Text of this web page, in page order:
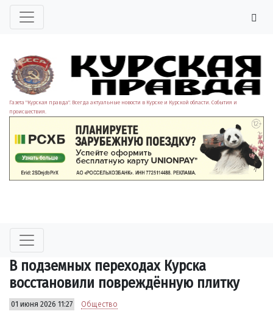
Газета "Курская правда". Всегда актуальные новости в Курске и Курской области. События и
происшествия.
В подземных переходах Курска
восстановили повреждённую плитку
01 июня 2026 11:27 Общество